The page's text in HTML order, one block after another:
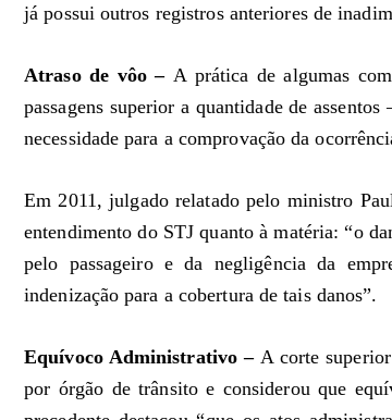
já possui outros registros anteriores de
Atraso de vôo –A prática de algumas
passagens superior a quantidade de
necessidade para a comprovação da
Em 2011, julgado relatado pelo ministro
entendimento do STJ quanto à matéria: “o
pelo passageiro e da negligência da
indenização para a cobertura de tais danos”.
Equívoco Administrativo –A corte superior
por órgão de trânsito e considerou que